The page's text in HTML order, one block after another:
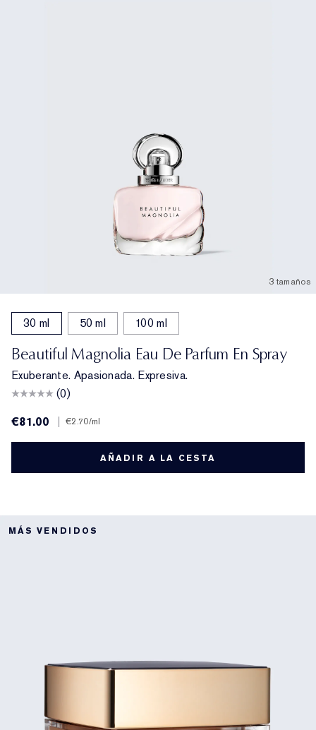
3 tamaños
30 ml 50 ml 100 ml
Beautiful Magnolia Eau De Parfum En Spray
Exuberante. Apasionada. Expresiva.
(0)
€81.00
€2.70/ml
AÑADIR A LA CESTA
MÁS VENDIDOS